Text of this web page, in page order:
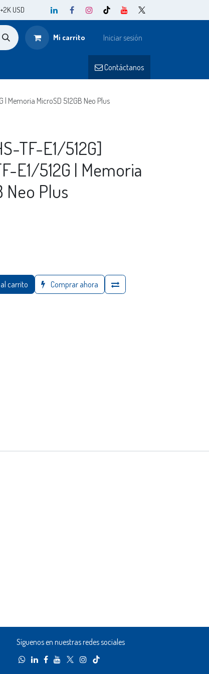
USD
Mi carrito Iniciar sesión
Contáctanos​​
| Memoria MicroSD 512GB Neo Plus
TF-E1/512G]
E1/512G | Memoria
Neo Plus
carrito Comprar ahora
Síguenos en nuestras redes sociales